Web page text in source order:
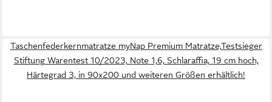
Taschenfederkernmatratze myNap Premium Matratze,Testsieger
Stiftung Warentest 10/2023, Note 1,6, Schlaraffia, 19 cm hoch,
Härtegrad 3, in 90x200 und weiteren Größen erhältlich!